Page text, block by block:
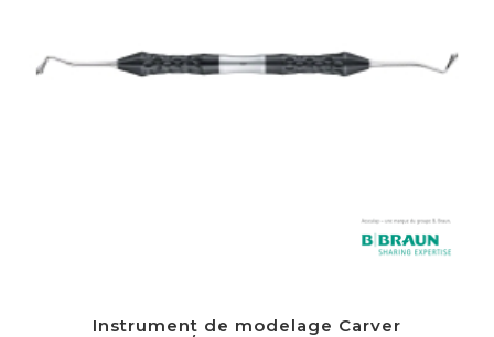
Instrument de modelage Carver